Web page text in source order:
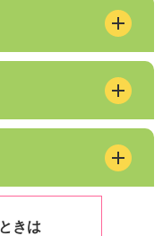
きは